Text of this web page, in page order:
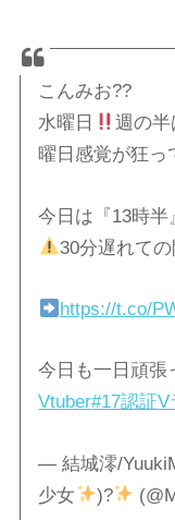
こんみお??
水曜日
週の半
曜日感覚が狂
今日は『13時
30分遅れて
https://t.co/
今日も一日頑張
Vtuber#17認証
— 結城澪/
少女
)?